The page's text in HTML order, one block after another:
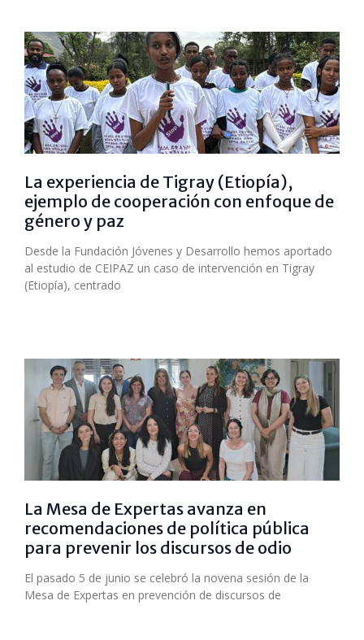
La experiencia de Tigray (Etiopía),
ejemplo de cooperación con enfoque de
género y paz
Desde la Fundación Jóvenes y Desarrollo hemos aportado
al estudio de CEIPAZ un caso de intervención en Tigray
(Etiopía), centrado
La Mesa de Expertas avanza en
recomendaciones de política pública
para prevenir los discursos de odio
El pasado 5 de junio se celebró la novena sesión de la
Mesa de Expertas en prevención de discursos de